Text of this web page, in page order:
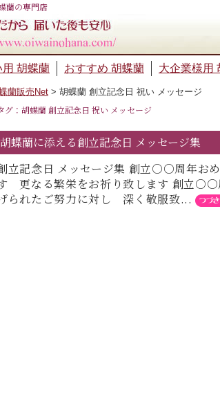
蘭の専門店
胡蝶蘭 おすすめ 胡蝶蘭 大企業様用
蘭販売Net > 胡蝶蘭 創立記念日 祝い メッセージ
グ：胡蝶蘭 創立記念日 祝い メッセージ
胡蝶蘭に添える創立記念日 メッセージ集
立記念日 メッセージ集 創立○○周年お
更なる繁栄をお祈り致します 創立○○
られたご努力に対し 深く敬服致...